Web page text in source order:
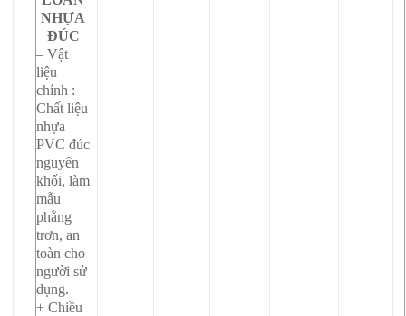
NHỰA
ĐÚC
– Vật
liệu
chính :
Chất liệu
nhựa
PVC đúc
nguyên
khối, làm
mẫu
phẳng
trơn, an
toàn cho
người sử
dụng.
+ Chiều